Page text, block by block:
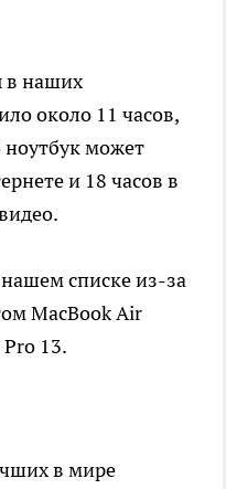
в наших
около 11 часов,
ноутбук может
и 18 часов в
списке из-за
MacBook Air
13.
в мире